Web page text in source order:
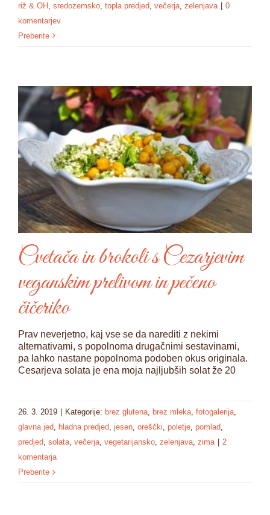
riž & OH sredozemsko topla predjed večerja zelenjava | 0
komentarjev
Preberite
Cvetača in brokoli s Cezarjevim
veganskim prelivom in pečeno
čičeriko
Prav neverjetno, kaj vse se da narediti z nekimi
alternativami, s popolnoma drugačnimi sestavinami,
pa lahko nastane popolnoma podoben okus originala.
Cesarjeva solata je ena moja najljubših solat že 20
26. 3. 2019 Kategorije: brez glutena, brez mleka, fotogalerija,
glavna jed, hladna predjed, jesen, oreščki, poletje, pomlad,
predjed, solata, večerja, vegetarijansko, zelenjava, zima
2
komentarja
Preberite